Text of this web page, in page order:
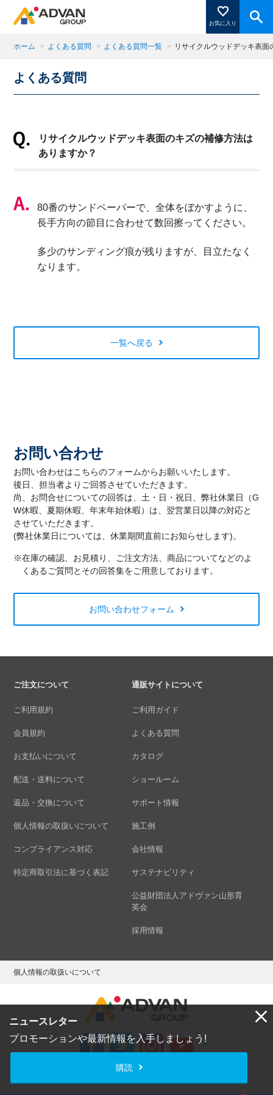
お気に入り
商品ページにある「お気に入り登録」を押すと登録した
商品がここに表示されます。
ニュースレター
プロモーションや最新情報を入手しましょう!
購読
ホーム > よくある質問 > よくある質問一覧 > リサイクルウッドデッキ表
よくある質問
リサイクルウッドデッキ表面のキズの補修方法は
ありますか？
80番のサンドペーパーで、全体をぼかすように、
長手方向の節目に合わせて数回擦ってください。
多少のサンディング痕が残りますが、目立たなく
なります。
一覧へ戻る
お問い合わせ
お問い合わせはこちらのフォームからお願いいたします。
後日、担当者よりご回答させていただきます。
尚、お問合せについての回答は、土・日・祝日、弊社休業日（G
W休暇、夏期休暇、年末年始休暇）は、翌営業日以降の対応と
させていただきます。
(弊社休業日については、休業期間直前にお知らせします)。
※在庫の確認、お見積り、ご注文方法、商品についてなどのよ
くあるご質問とその回答集をご用意しております。
お問い合わせフォーム
ご注文について
ご利用規約
会員規約
お支払いについて
配送・送料について
返品・交換について
個人情報の取扱いについて
コンプライアンス対応
特定商取引法に基づく表記
通販サイトについて
ご利用ガイド
よくある質問
カタログ
ショールーム
サポート情報
施工例
会社情報
サステナビリティ
公益財団法人アドヴァン山形育
英会
採用情報
個人情報の取扱いについて